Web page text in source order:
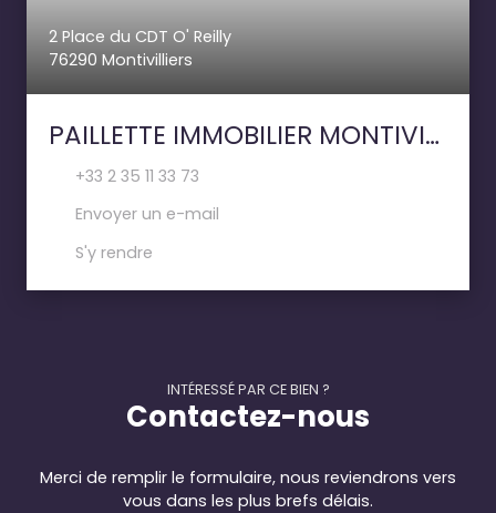
2 Place du CDT O' Reilly
76290 Montivilliers
PAILLETTE IMMOBILIER MONTIVILLIERS
+33 2 35 11 33 73
Envoyer un e-mail
S'y rendre
INTÉRESSÉ PAR CE BIEN ?
Contactez-nous
Merci de remplir le formulaire, nous reviendrons vers
vous dans les plus brefs délais.